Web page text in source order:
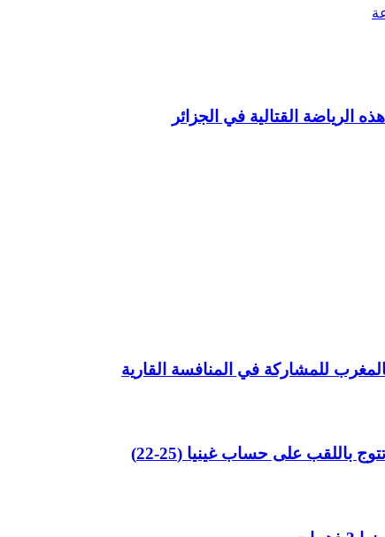
الرياضة القتالية في الجزائر
للمشاركة في المنافسة القارية